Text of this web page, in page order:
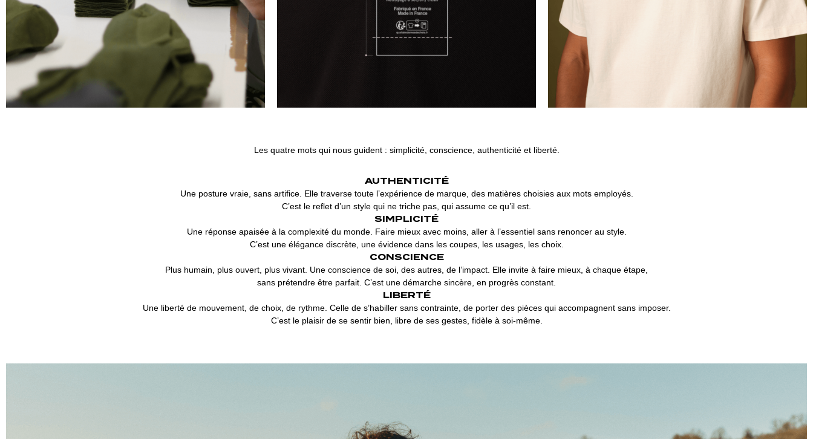
Les quatre mots qui nous guident : simplicité, conscience, authenticité et liberté.
AUTHENTICITÉ
Une posture vraie, sans artifice. Elle traverse toute l’expérience de marque, des matières choisies aux mots employés.
C’est le reflet d’un style qui ne triche pas, qui assume ce qu’il est.
SIMPLICITÉ
Une réponse apaisée à la complexité du monde. Faire mieux avec moins, aller à l’essentiel sans renoncer au style.
C’est une élégance discrète, une évidence dans les coupes, les usages, les choix.
CONSCIENCE
Plus humain, plus ouvert, plus vivant. Une conscience de soi, des autres, de l’impact. Elle invite à faire mieux, à chaque étape,
sans prétendre être parfait. C’est une démarche sincère, en progrès constant.
LIBERTÉ
Une liberté de mouvement, de choix, de rythme. Celle de s’habiller sans contrainte, de porter des pièces qui accompagnent sans imposer.
C’est le plaisir de se sentir bien, libre de ses gestes, fidèle à soi-même.